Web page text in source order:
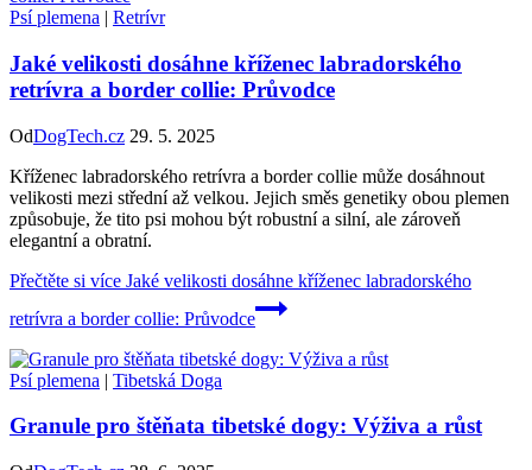
Psí plemena | Retrívr
Jaké velikosti dosáhne kříženec labradorského
retrívra a border collie: Průvodce
OdDogTech.cz 29. 5. 2025
Kříženec labradorského retrívra a border collie může dosáhnout
velikosti mezi střední až velkou. Jejich směs genetiky obou plemen
způsobuje, že tito psi mohou být robustní a silní, ale zároveň
elegantní a obratní.
Přečtěte si více Jaké velikosti dosáhne kříženec labradorského
retrívra a border collie: Průvodce
Psí plemena | Tibetská Doga
Granule pro štěňata tibetské dogy: Výživa a růst